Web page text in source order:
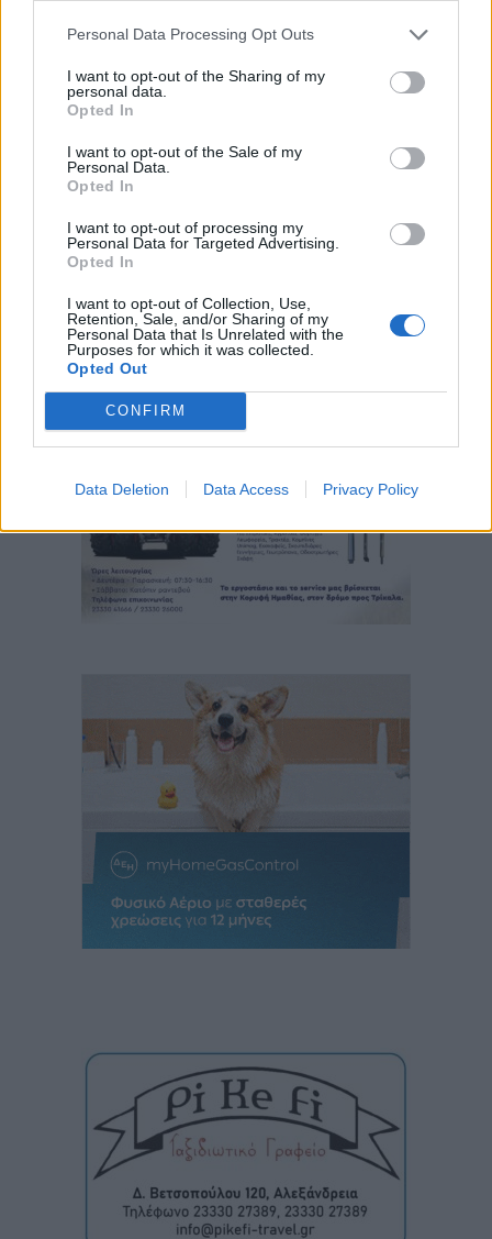
Personal Data Processing Opt Outs
I want to opt-out of the Sharing of my
personal data.
Opted In
I want to opt-out of the Sale of my
Personal Data.
Opted In
I want to opt-out of processing my
Personal Data for Targeted Advertising.
Opted In
I want to opt-out of Collection, Use,
Retention, Sale, and/or Sharing of my
Personal Data that Is Unrelated with the
Purposes for which it was collected.
Opted Out
CONFIRM
Data Deletion Data Access Privacy Policy